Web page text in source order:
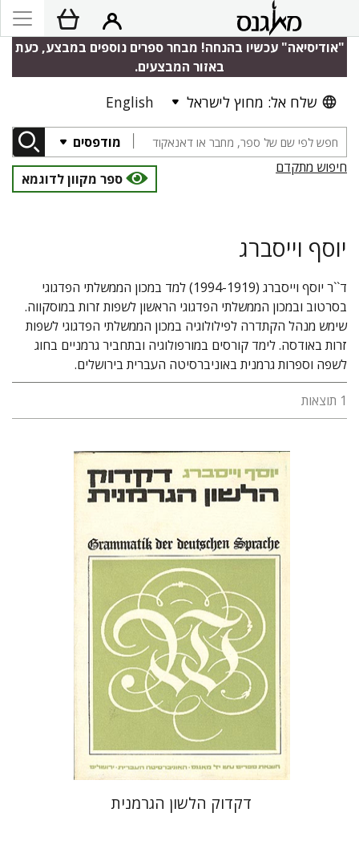
"אודיסיאה" עכשיו בהנחה! מבחר ספרים נוספים במבצע, כעת
באזור המבצעים.
שלח אל: מחוץ לישראל English
מודפסים
חיפוש מתקדם
ספר מקוון לדוגמא
יוסף וייסברג
ד``ר יוסף וייסברג (1994-1919) למד במכון הממשלתי הפדגוגי
בסרטוב ובמכון הממשלתי הפדגוגי הראשון לשפות זרות במוסקווה.
שימש מנהל הקתדרה לפילולוגיה במכון הממשלתי הפדגוגי לשפות
זרות באודסה. לימד קורסים במורפולוגיה ובתחביר גרמניים בחוג
לשפה וספרות גרמנית באוניברסיטה העברית בירושלים.
1 תוצאות
יוסף וייסברג
דקדוק הלשון הגרמנית